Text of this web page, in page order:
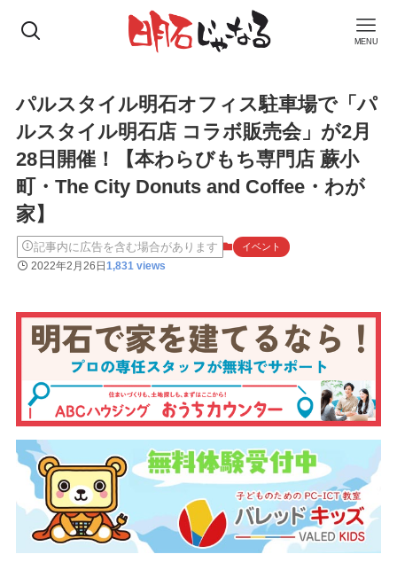
MENU
パルスタイル明石オフィス駐車場で「パ
ルスタイル明石店 コラボ販売会」が2月
28日開催！【本わらびもち専門店 蕨小
町・The City Donuts and Coffee・わが
家】
記事内に広告を含む場合があります イベント
2022年2月26日1,831 views